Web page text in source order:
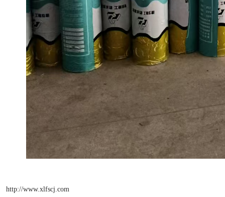
http://www.xlfscj.com